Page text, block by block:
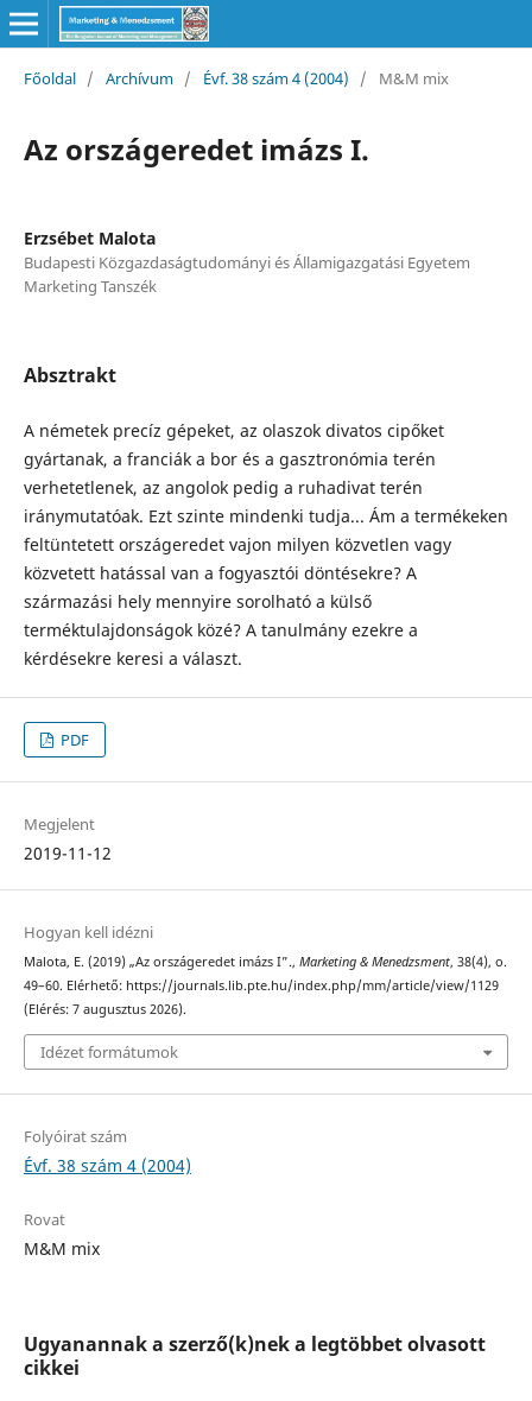
Főoldal / Archívum / Évf. 38 szám 4 (2004) / M&M mix
Az országeredet imázs I.
Erzsébet Malota
Budapesti Közgazdaságtudományi és Államigazgatási Egyetem
Marketing Tanszék
Absztrakt
A németek precíz gépeket, az olaszok divatos cipőket
gyártanak, a franciák a bor és a gasztronómia terén
verhetetlenek, az angolok pedig a ruhadivat terén
iránymutatóak. Ezt szinte mindenki tudja... Ám a termékeken
feltüntetett országeredet vajon milyen közvetlen vagy
közvetett hatással van a fogyasztói döntésekre? A
származási hely mennyire sorolható a külső
terméktulajdonságok közé? A tanulmány ezekre a
kérdésekre keresi a választ.
PDF
Megjelent
2019-11-12
Hogyan kell idézni
Malota, E. (2019) „Az országeredet imázs I”., Marketing & Menedzsment, 38(4), o.
49–60. Elérhető: https://journals.lib.pte.hu/index.php/mm/article/view/1129
(Elérés: 7 augusztus 2026).
Idézet formátumok
Folyóirat szám
Évf. 38 szám 4 (2004)
Rovat
M&M mix
Ugyanannak a szerző(k)nek a legtöbbet olvasott
cikkei